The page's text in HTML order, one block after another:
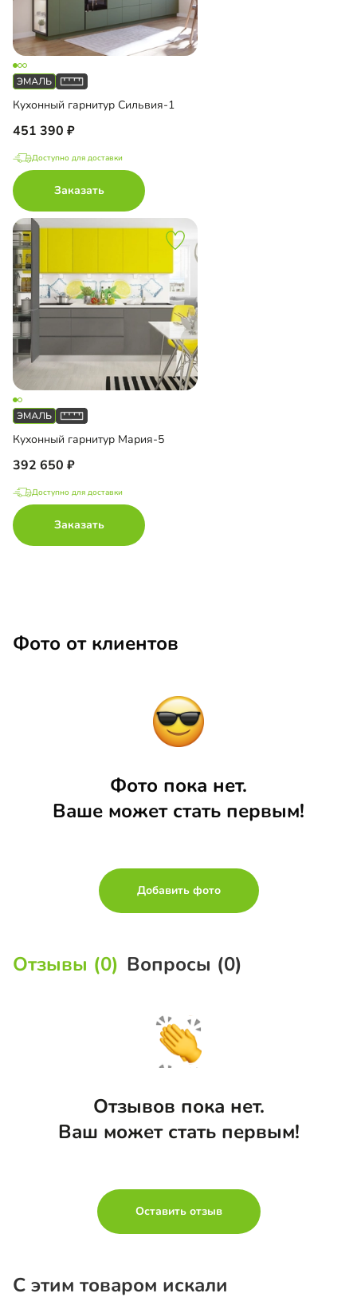
Кухонный гарнитур Сильвия-1
451 390
Доступно для доставки
Заказать
Кухонный гарнитур Мария-5
392 650
Доступно для доставки
Заказать
Фото от клиентов
Фото пока нет.
Ваше может стать первым!
Добавить фото
Отзывы (0) Вопросы (0)
Отзывов пока нет.
Ваш может стать первым!
Оставить отзыв
С этим товаром искали